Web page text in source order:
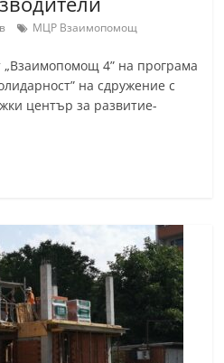
МЦР Взаимопомощ
4” на програма
на сдружение с
център за развитие-